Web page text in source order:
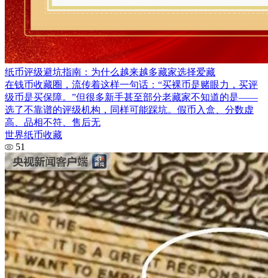
纸币评级避坑指南：为什么越来越多藏家选择爱藏
在钱币收藏圈，流传着这样一句话：“买裸币是赌眼力，买评
级币是买保障。”但很多新手甚至部分老藏家不知道的是——
选了不靠谱的评级机构，同样可能踩坑。假币入盒、分数虚
高、品相不符、售后无
世界纸币收藏
51